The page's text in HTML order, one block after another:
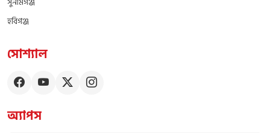
হবিগঞ্জ
সোশ্যাল
অ্যাপস